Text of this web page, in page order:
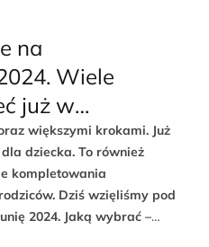
na
Wiele
już w
większymi krokami. Już
dziecka. To również
kompletowania
Dziś wzięliśmy pod
2024. Jaką wybrać –
Z przyjemnością